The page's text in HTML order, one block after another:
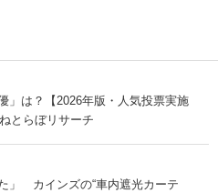
」は？【2026年版・人気投票実施
とらぼリサーチ
」 カインズの“車内遮光カーテ